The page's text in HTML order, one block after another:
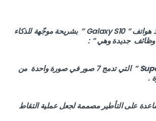
من جهة أخرى تم تزويد هواتف ” Galaxy S10 ” بشريحة موجّهة للذكاء
وظائف جديدة وهي ” :
” التي تدمج 7 صور في صورة واحدة من
.
على التأطير مصممة لجعل عملية التقاط